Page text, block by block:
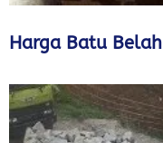
Harga Batu Belah